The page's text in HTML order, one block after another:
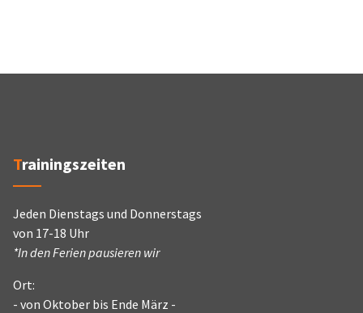
Trainingszeiten
Jeden Dienstags und Donnerstags
von 17-18 Uhr
*In den Ferien pausieren wir
Ort:
- von Oktober bis Ende März -